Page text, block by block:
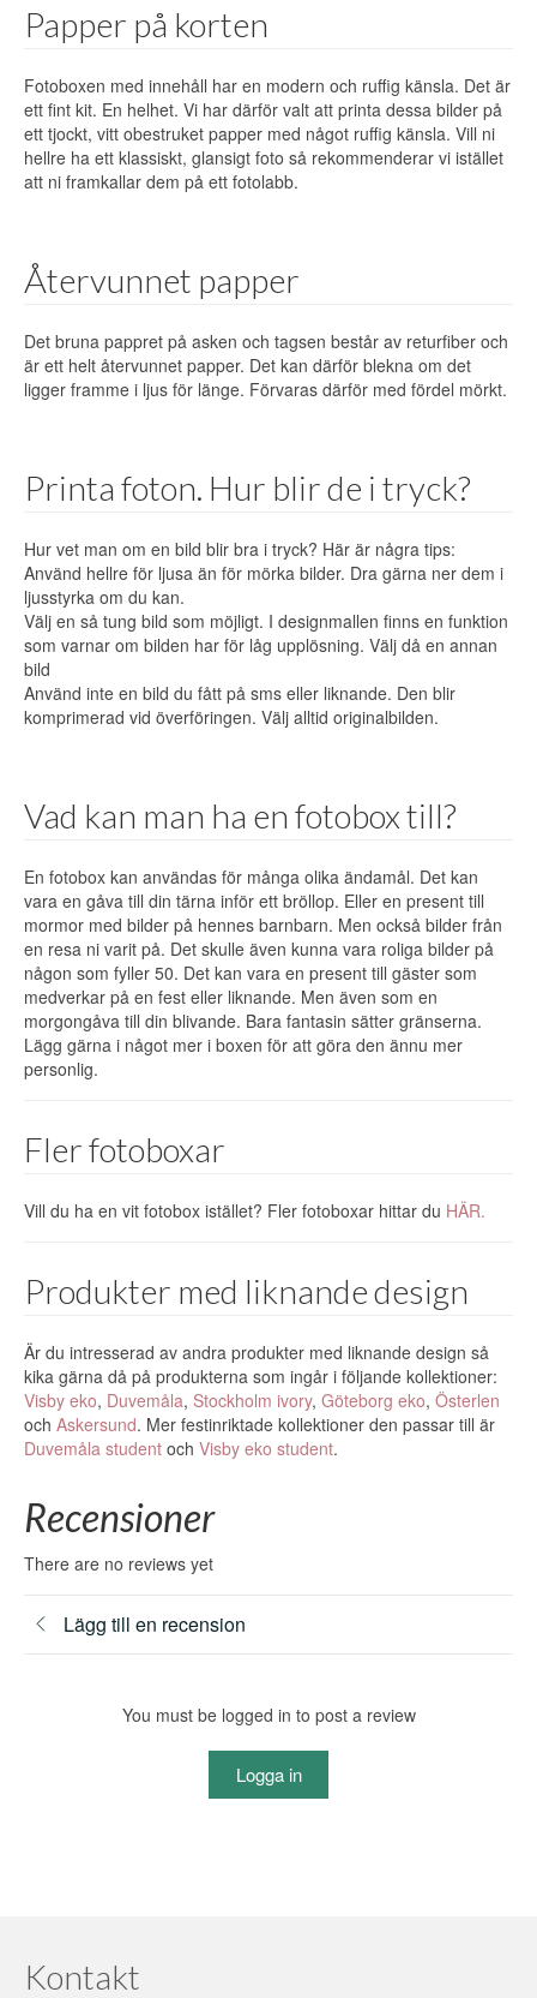
Papper på korten
Fotoboxen med innehåll har en modern och ruffig känsla. Det är
ett fint kit. En helhet. Vi har därför valt att printa dessa bilder på
ett tjockt, vitt obestruket papper med något ruffig känsla. Vill ni
hellre ha ett klassiskt, glansigt foto så rekommenderar vi istället
att ni framkallar dem på ett fotolabb.
Återvunnet papper
Det bruna pappret på asken och tagsen består av returfiber och
är ett helt återvunnet papper. Det kan därför blekna om det
ligger framme i ljus för länge. Förvaras därför med fördel mörkt.
Printa foton. Hur blir de i tryck?
Hur vet man om en bild blir bra i tryck? Här är några tips:
Använd hellre för ljusa än för mörka bilder. Dra gärna ner dem i
ljusstyrka om du kan.
Välj en så tung bild som möjligt. I designmallen finns en funktion
som varnar om bilden har för låg upplösning. Välj då en annan
bild
Använd inte en bild du fått på sms eller liknande. Den blir
komprimerad vid överföringen. Välj alltid originalbilden.
Vad kan man ha en fotobox till?
En fotobox kan användas för många olika ändamål. Det kan
vara en gåva till din tärna inför ett bröllop. Eller en present till
mormor med bilder på hennes barnbarn. Men också bilder från
en resa ni varit på. Det skulle även kunna vara roliga bilder på
någon som fyller 50. Det kan vara en present till gäster som
medverkar på en fest eller liknande. Men även som en
morgongåva till din blivande. Bara fantasin sätter gränserna.
Lägg gärna i något mer i boxen för att göra den ännu mer
personlig.
Fler fotoboxar
Vill du ha en vit fotobox istället? Fler fotoboxar hittar du HÄR.
Produkter med liknande design
Är du intresserad av andra produkter med liknande design så
kika gärna då på produkterna som ingår i följande kollektioner:
Visby eko, Duvemåla, Stockholm ivory, Göteborg eko, Österlen
och Askersund. Mer festinriktade kollektioner den passar till är
Duvemåla student och Visby eko student.
Recensioner
There are no reviews yet
Lägg till en recension
You must be logged in to post a review
Logga in
Kontakt